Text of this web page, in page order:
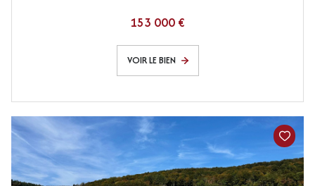
153 000 €
VOIR LE BIEN